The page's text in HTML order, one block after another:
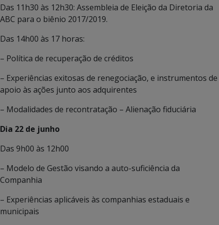
Das 11h30 às 12h30: Assembleia de Eleição da Diretoria da
ABC para o biênio 2017/2019.
Das 14h00 às 17 horas:
– Política de recuperação de créditos
– Experiências exitosas de renegociação, e instrumentos de
apoio às ações junto aos adquirentes
– Modalidades de recontratação – Alienação fiduciária
Dia 22 de junho
Das 9h00 às 12h00
– Modelo de Gestão visando a auto-suficiência da
Companhia
– Experiências aplicáveis às companhias estaduais e
municipais